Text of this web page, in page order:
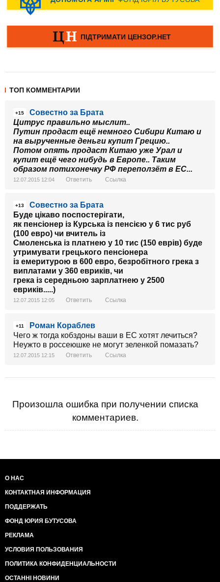
ТОП КОММЕНТАРИИ
+15
Совестно за Брата
Цитрус правильно мыслит..
Путин продаст ещё немного Сибири Китаю и
на вырученные деньги купит Грецию..
Потом опять продаст Китаю уже Урал и
купит ещё чего нибудь в Европе.. Таким
образом потихонечку РФ переползёт в ЕС...
12.07.2015 12:04 Ответить Ссылка
+13
Совестно за Брата
Буде цікаво поспостерігати,
як пенсіонер із Курська із пенсією у 6 тис руб
(100 евро) чи вчитель із
Смоленська із платнею у 10 тис (150 еврів) буде
утримувати грецького пенсіонера
із емеритурою в 600 евро, безробітного грека з
виплатами у 360 евриків, чи
грека із середньою зарплатнею у 2500
евриків.....)
12.07.2015 12:05 Ответить Ссылка
+11
Роман Кораблев
Чего ж тогда кобздоны ваши в ЕС хотят лечиться?
Неужто в россеюшке не могут зеленкой помазать?
12.07.2015 12:15 Ответить Ссылка
Произошла ошибка при получении списка
комментариев.
О НАС
КОНТАКТНАЯ ИНФОРМАЦИЯ
ПОДДЕРЖАТЬ
ФОНД ЮРИЯ БУТУСОВА
РЕКЛАМА
УСЛОВИЯ ПОЛЬЗОВАНИЯ
ПОЛИТИКА КОНФИДЕНЦИАЛЬНОСТИ
ОСТАННІ НОВИНИ